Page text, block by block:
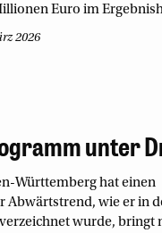
Euro im
2026
unter
Württemberg hat einen
Abwärtstrend, wie er in
wurde, bringt